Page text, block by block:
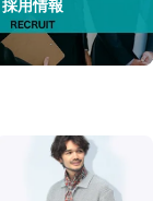
採用情報